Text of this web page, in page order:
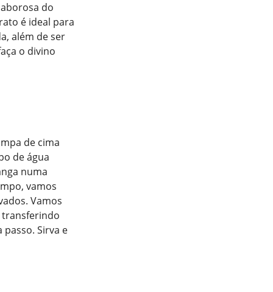
do
é ideal para
além de ser
o divino
de cima
de água
numa
vamos
Vamos
Sirva e